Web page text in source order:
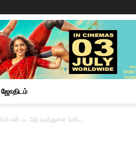
ஜோதிடம்
என். டி. ஆர் நடித்துள்ள ‘வார்...